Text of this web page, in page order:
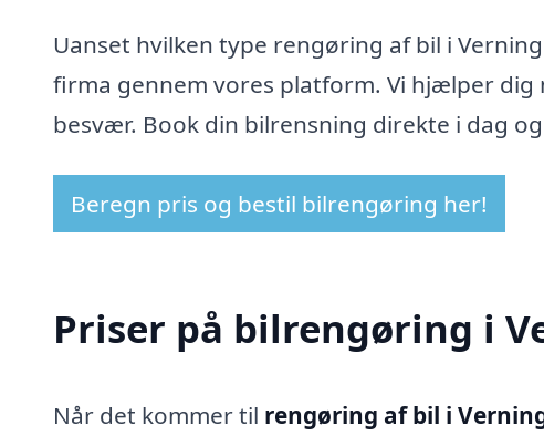
Uanset hvilken type rengøring af bil i
firma gennem vores platform. Vi hjælper
besvær. Book din bilrensning direkte i dag
Beregn pris og bestil bilrengøring her!
Priser på bilrengøring i
Når det kommer til rengøring af bil i